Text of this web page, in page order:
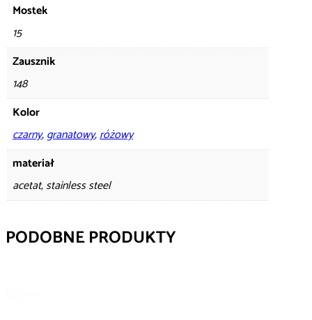
Mostek
15
Zausznik
148
Kolor
czarny,granatowy,różowy
materiał
acetat, stainless steel
PODOBNE PRODUKTY